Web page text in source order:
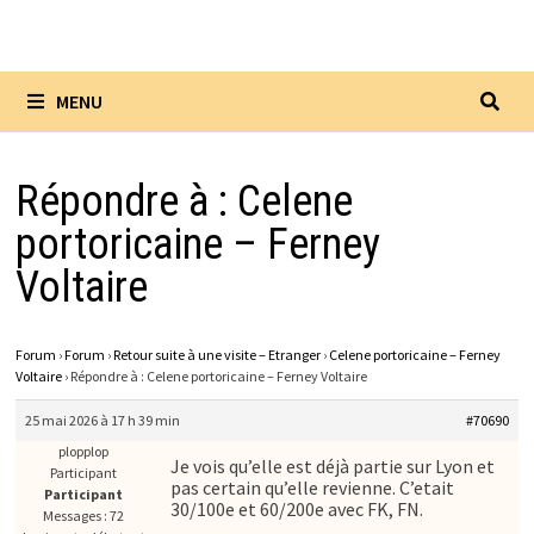
MENU
Répondre à : Celene
portoricaine – Ferney
Voltaire
Forum ›Forum ›Retour suite à une visite – Etranger › Celene portoricaine – Ferney
Voltaire › Répondre à : Celene portoricaine – Ferney Voltaire
25 mai 2026 à 17 h 39 min
#70690
plopplop
Participant
Participant
Messages : 72
Je vois qu’elle est déjà partie sur Lyon et
pas certain qu’elle revienne. C’etait
30/100e et 60/200e avec FK, FN.